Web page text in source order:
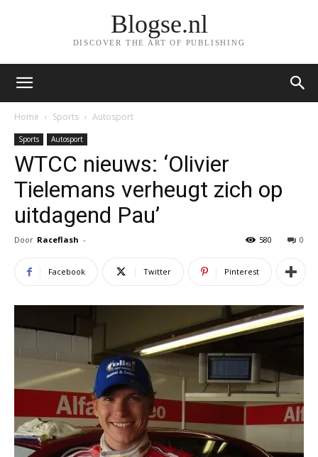
Blogse.nl
DISCOVER THE ART OF PUBLISHING
Home Sports Autosport
Sports Autosport
WTCC nieuws: ‘Olivier
Tielemans verheugt zich op
uitdagend Pau’
Door Raceflash - 0
580
Facebook Twitter Pinterest